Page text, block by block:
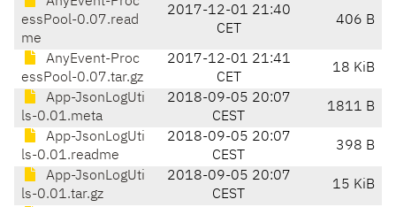
essPool-0.07.read
me
2017-12-01 21:40
CET
406 B
AnyEvent-Proc
essPool-0.07.tar.gz
2017-12-01 21:41
CET
18 KiB
App-JsonLogUti
ls-0.01.meta
2018-09-05 20:07
CEST
1811 B
App-JsonLogUti
ls-0.01.readme
2018-09-05 20:07
CEST
398 B
App-JsonLogUti
ls-0.01.tar.gz
2018-09-05 20:07
CEST
15 KiB